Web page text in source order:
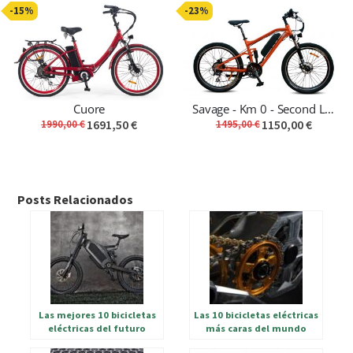
-15%
Cuore
1990,00 €1691,50 €
-23%
Savage - Km 0 - Second Life Bike
1495,00 €1150,00 €
Posts Relacionados
Las mejores 10 bicicletas
eléctricas del futuro
Las 10 bicicletas eléctricas
más caras del mundo